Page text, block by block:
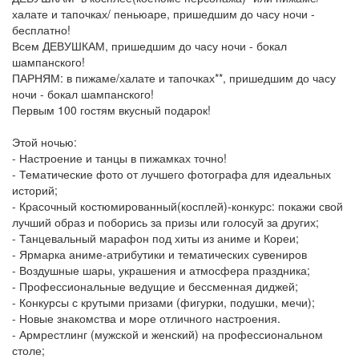
халате и тапочках/ пеньюаре, пришедшим до часу ночи -
бесплатно!
Всем ДЕВУШКАМ, пришедшим до часу ночи - бокал
шампанского!
ПАРНЯМ: в пижаме/халате и тапочках**, пришедшим до часу
ночи - бокал шампанского!
Первым 100 гостям вкусный подарок!
Этой ночью:
- Настроение и танцы в пижамках точно!
- Тематические фото от лучшего фотографа для идеальных
историй;
- Красочный костюмированный(косплей)‑конкурс: покажи свой
лучший образ и поборись за призы или голосуй за других;
- Танцевальный марафон под хиты из аниме и Кореи;
- Ярмарка аниме-атрибутики и тематических сувениров
- Воздушные шары, украшения и атмосфера праздника;
- Профессиональные ведущие и бессменная диджей;
- Конкурсы с крутыми призами (фигурки, подушки, мечи);
- Новые знакомства и море отличного настроения.
- Армрестлинг (мужской и женский) на профессиональном
столе;